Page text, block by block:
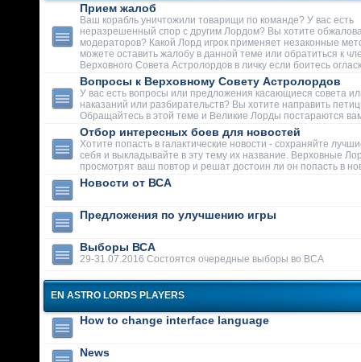
Прием жалоб
Ваш корабль уничтожили товарищи по команде? У вас есть
неразрешенный спор с другим Лордом? Вы хотите
модераторов? Какой Лорд игрок применяет незаконные
можете оставить жалобу в данной теме или обратиться к
Верховного Совета Астролордов в личку если боитесь
Вопросы к Верховному Совету Астролордов
У вас есть вопросы или предложения касающиеся совета
наказаний или разбирательств? Вы хотите направить
Обращайтесь в этой теме и Великие Лорды постараются
Отбор интересных боев для новостей
Хотите попасть в галактические новости - сохраняйте
себя и выкладывайте в эту тему их название. Верховные
просмотрят ваш повтор и решат достоин ли он попасть в
Новости от ВСА
Предложения по улучшению игры
Выборы ВСА
29-31.07.2016 Состоятся очередные выборы во ВСА
EN ASTRO LORDS PLAYERS
How to change interface language
News